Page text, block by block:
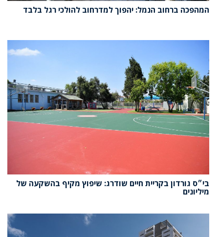
המהפכה ברחוב הנמל: יהפוך למדרחוב להולכי רגל בלבד
בי״ס גורדון בקריית חיים שודרג: שיפוץ מקיף בהשקעה של
מיליונים